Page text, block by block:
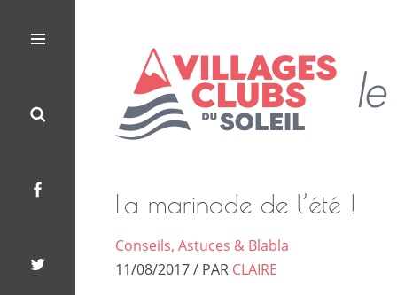
Menu
Search
Facebook
Twitter
Youtube
Villages
Soleil
des
La marinade de l’été !
Conseils, Astuces & Blabla
11/08/2017 / PAR CLAIRE